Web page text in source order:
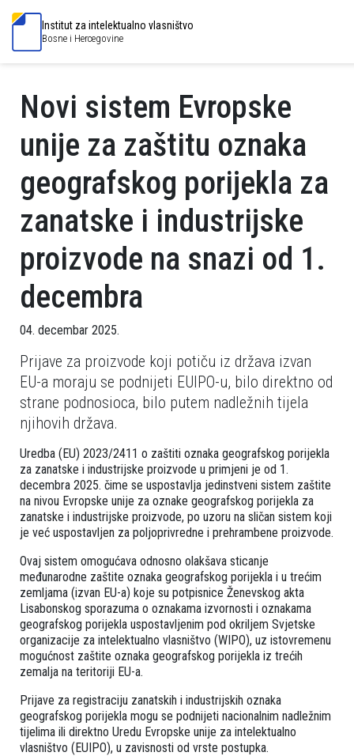
Institut za intelektualno vlasništvo
Bosne i Hercegovine
Novi sistem Evropske
unije za zaštitu oznaka
geografskog porijekla za
zanatske i industrijske
proizvode na snazi od 1.
decembra
04. decembar 2025.
Prijave za proizvode koji potiču iz država izvan
EU-a moraju se podnijeti EUIPO-u, bilo direktno od
strane podnosioca, bilo putem nadležnih tijela
njihovih država.
Uredba (EU) 2023/2411 o zaštiti oznaka geografskog porijekla
za zanatske i industrijske proizvode u primjeni je od 1.
decembra 2025. čime se uspostavlja jedinstveni sistem zaštite
na nivou Evropske unije za oznake geografskog porijekla za
zanatske i industrijske proizvode, po uzoru na sličan sistem koji
je već uspostavljen za poljoprivredne i prehrambene proizvode.
Ovaj sistem omogućava odnosno olakšava sticanje
međunarodne zaštite oznaka geografskog porijekla i u trećim
zemljama (izvan EU-a) koje su potpisnice Ženevskog akta
Lisabonskog sporazuma o oznakama izvornosti i oznakama
geografskog porijekla uspostavljenim pod okriljem Svjetske
organizacije za intelektualno vlasništvo (WIPO), uz istovremenu
mogućnost zaštite oznaka geografskog porijekla iz trećih
zemalja na teritoriji EU-a.
Prijave za registraciju zanatskih i industrijskih oznaka
geografskog porijekla mogu se podnijeti nacionalnim nadležnim
tijelima ili direktno Uredu Evropske unije za intelektualno
vlasništvo (EUIPO), u zavisnosti od vrste postupka.